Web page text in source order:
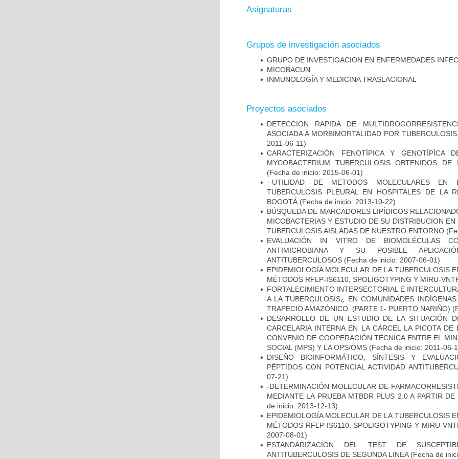
Asignaturas
Grupos de investigación asociados
GRUPO DE INVESTIGACION EN ENFERMEDADES
MICOBAC­UN
INMUNOLOGÍA Y MEDICINA TRASLACIONAL
Proyectos asociados
DETECCION RAPIDA DE
ASOCIADA A MORBIMORTALIDAD POR
2011-06-11)
CARACTERIZACIÓN FENOTÍPICA Y GENOTÍPÌCA
MYCOBACTERIUM TUBERCULOSIS OBTENIDOS
(Fecha de inicio: 2015-06-01)
--UTILIDAD DE METODOS MOLECULARES
TUBERCULOSIS PLEURAL EN HOSPITALES DE LA
BOGOTÁ (Fecha de inicio: 2013-10-22)
BÚSQUEDA DE MARCADORES LIPÍDICOS
MICOBACTERIAS Y ESTUDIO DE SU DISTRIBUCION
TUBERCULOSIS AISLADAS DE NUESTRO ENTORNO
EVALUACIÓN IN VITRO DE BIOMOLÉCULAS
ANTIMICROBIANA Y SU POSIBLE
ANTITUBERCULOSOS (Fecha de inicio: 2007-06-01)
EPIDEMIOLOGÍA MOLECULAR DE LA TUBERCULOSIS
MÉTODOS RFLP-IS6110, SPOLIGOTYPING Y MIRU-
FORTALECIMIENTO INTERSECTORIAL E
A LA TUBERCULOSIS¿ EN COMUNIDADES
TRAPECIO AMAZÓNICO. (PARTE 1- PUERTO NARIÑO)
DESARROLLO DE UN ESTUDIO DE LA SITUACIÓN
CARCELARIA INTERNA EN LA CÁRCEL LA PICOTA DE
CONVENIO DE COOPERACIÓN TÉCNICA ENTRE EL
SOCIAL (MPS) Y LA OPS/OMS (Fecha de inicio: 2011-06-
DISEÑO BIOINFORMÁTICO, SÍNTESIS Y
PÉPTIDOS CON POTENCIAL ACTIVIDAD
07-21)
-DETERMINACIÓN MOLECULAR DE
MEDIANTE LA PRUEBA MTBDR PLUS 2.0 A PARTIR
de inicio: 2013-12-13)
EPIDEMIOLOGÍA MOLECULAR DE LA TUBERCULOSIS
MÉTODOS RFLP-IS6110, SPOLIGOTYPING Y MIRU-
2007-08-01)
ESTANDARIZACION DEL TEST DE
ANTITUBERCULOSIS DE SEGUNDA LINEA(Fecha de